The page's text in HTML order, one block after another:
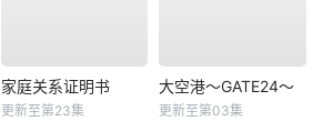
家庭关系证明书
更新至第23集
大空港～GATE24～
更新至第03集